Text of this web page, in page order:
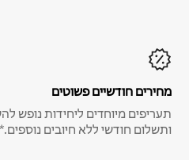
מחירים חודשיים פשוטים
תעריפים מיוחדים ליחידות נופש
ותשלום חודשי ללא חיובים נוספים.*